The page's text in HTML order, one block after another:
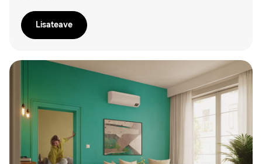
Lisateave